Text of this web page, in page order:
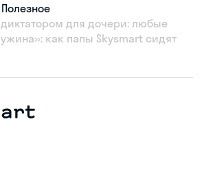
Полезное
диктатором для дочери: любые
как папы Skysmart сидят